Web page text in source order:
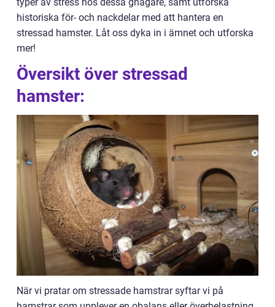
historiska för- och nackdelar med att hantera en
stressad hamster. Låt oss dyka in i ämnet och utforska
mer!
Översikt över stressad
hamster:
När vi pratar om stressade hamstrar syftar vi på